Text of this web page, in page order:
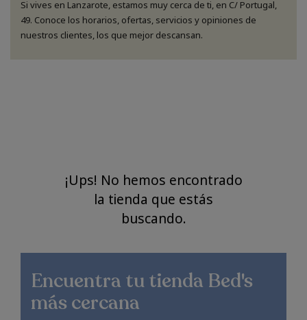
Si vives en Lanzarote, estamos muy cerca de ti, en C/ Portugal,
49. Conoce los horarios, ofertas, servicios y opiniones de
nuestros clientes, los que mejor descansan.
¡Ups! No hemos encontrado
la tienda que estás
buscando.
Encuentra tu tienda Bed's
más cercana